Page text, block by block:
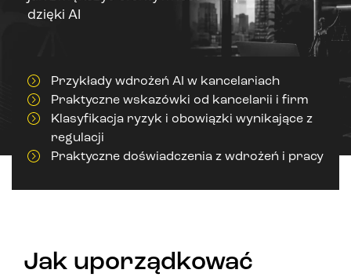
dzięki AI
Przykłady wdrożeń AI w kancelariach
Praktyczne wskazówki od kancelarii i firm
Klasyfikacja ryzyk i obowiązki wynikające z
regulacji
Praktyczne doświadczenia z wdrożeń i pracy
Jak uporządkować